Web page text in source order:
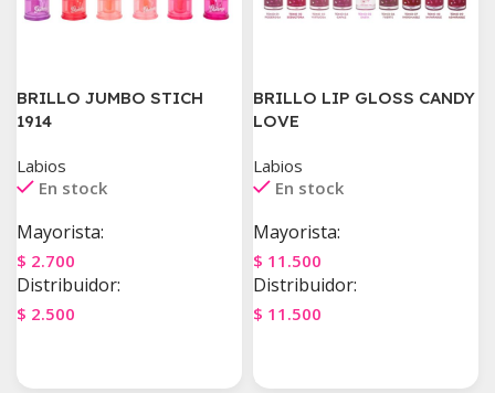
BRILLO JUMBO STICH
1914
Labios
En stock
Mayorista:
$ 2.700
Distribuidor:
$ 2.500
BRILLO LIP GLOSS CANDY
LOVE
Labios
En stock
Mayorista:
$ 11.500
Distribuidor:
$ 11.500